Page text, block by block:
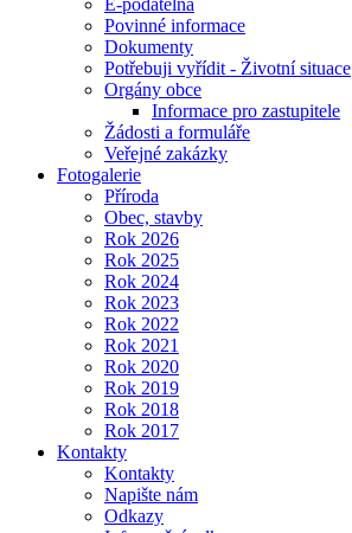
E-podatelna
Povinné informace
Dokumenty
Potřebuji vyřídit - Životní situace
Orgány obce
Informace pro zastupitele
Žádosti a formuláře
Veřejné zakázky
Fotogalerie
Příroda
Obec, stavby
Rok 2026
Rok 2025
Rok 2024
Rok 2023
Rok 2022
Rok 2021
Rok 2020
Rok 2019
Rok 2018
Rok 2017
Kontakty
Kontakty
Napište nám
Odkazy